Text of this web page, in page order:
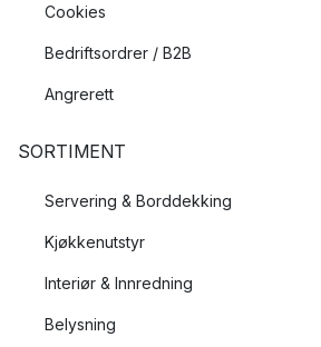
Cookies
Bedriftsordrer / B2B
Angrerett
SORTIMENT
Servering & Borddekking
Kjøkkenutstyr
Interiør & Innredning
Belysning